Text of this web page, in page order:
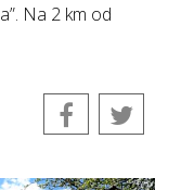
Na 2 km od